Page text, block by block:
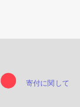
寄付に関して